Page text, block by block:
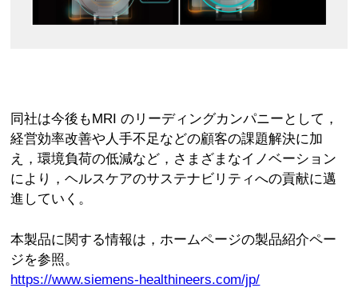
同社は今後もMRI のリーディングカンパニーとして，
経営効率改善や人手不足などの顧客の課題解決に加
え，環境負荷の低減など，さまざまなイノベーション
により，ヘルスケアのサステナビリティへの貢献に邁
進していく。
本製品に関する情報は，ホームページの製品紹介ペー
ジを参照。
https://www.siemens-healthineers.com/jp/